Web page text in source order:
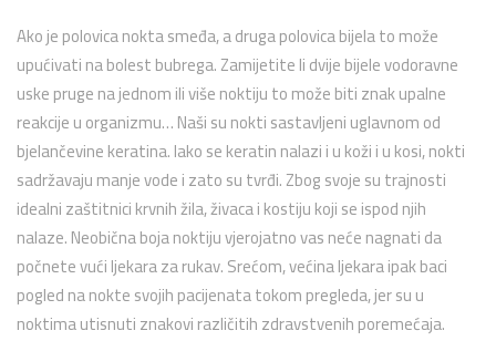
Ako je polovica nokta smeđa, a druga polovica bijela to može
upućivati na bolest bubrega. Zamijetite li dvije bijele vodoravne
uske pruge na jednom ili više noktiju to može biti znak upalne
reakcije u organizmu… Naši su nokti sastavljeni uglavnom od
bjelančevine keratina. Iako se keratin nalazi i u koži i u kosi, nokti
sadržavaju manje vode i zato su tvrđi. Zbog svoje su trajnosti
idealni zaštitnici krvnih žila, živaca i kostiju koji se ispod njih
nalaze. Neobična boja noktiju vjerojatno vas neće nagnati da
počnete vući ljekara za rukav. Srećom, većina ljekara ipak baci
pogled na nokte svojih pacijenata tokom pregleda, jer su u
noktima utisnuti znakovi različitih zdravstvenih poremećaja.